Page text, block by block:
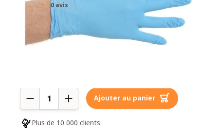
0 avis
19,95€
Plus de 10 en stock
Quantité Ajouter au panier
Plus de 10 000 clients